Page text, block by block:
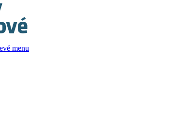
menu